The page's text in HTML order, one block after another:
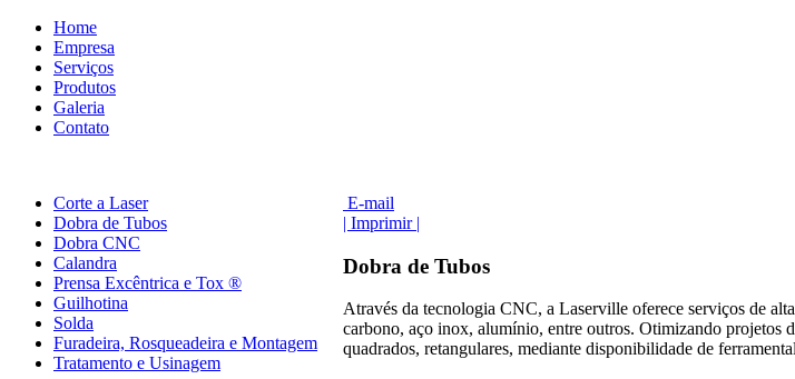
Home
Empresa
Serviços
Produtos
Galeria
Contato
E-mail
| Imprimir |
Dobra de Tubos
Através da tecnologia CNC, a Laserville oferece serviços de
carbono, aço inox, alumínio, entre outros. Otimizando projetos
quadrados, retangulares, mediante disponibilidade de
Corte a Laser
Dobra de Tubos
Dobra CNC
Calandra
Prensa Excêntrica e Tox ®
Guilhotina
Solda
Furadeira, Rosqueadeira e Montagem
Tratamento e Usinagem